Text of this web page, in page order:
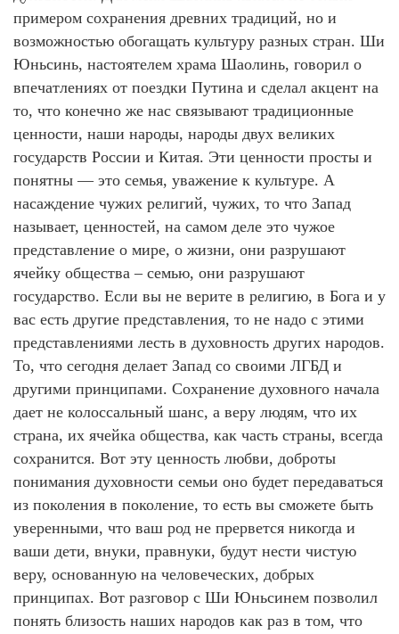
примером сохранения древних традиций, но и
возможностью обогащать культуру разных стран. Ши
Юньсинь, настоятелем храма Шаолинь, говорил о
впечатлениях от поездки Путина и сделал акцент на
то, что конечно же нас связывают традиционные
ценности, наши народы, народы двух великих
государств России и Китая. Эти ценности просты и
понятны — это семья, уважение к культуре. А
насаждение чужих религий, чужих, то что Запад
называет, ценностей, на самом деле это чужое
представление о мире, о жизни, они разрушают
ячейку общества – семью, они разрушают
государство. Если вы не верите в религию, в Бога и у
вас есть другие представления, то не надо с этими
представлениями лесть в духовность других народов.
То, что сегодня делает Запад со своими ЛГБД и
другими принципами. Сохранение духовного начала
дает не колоссальный шанс, а веру людям, что их
страна, их ячейка общества, как часть страны, всегда
сохранится. Вот эту ценность любви, доброты
понимания духовности семьи оно будет передаваться
из поколения в поколение, то есть вы сможете быть
уверенными, что ваш род не прервется никогда и
ваши дети, внуки, правнуки, будут нести чистую
веру, основанную на человеческих, добрых
принципах. Вот разговор с Ши Юньсинем позволил
понять близость наших народов как раз в том, что